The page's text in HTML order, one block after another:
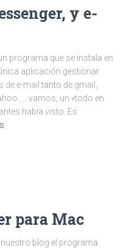
y e-
programa que se instala en
aplicación gestionar
e-mail tanto de gmail,
vamos, un «todo en
había visto. Es
para Mac
blog el programa